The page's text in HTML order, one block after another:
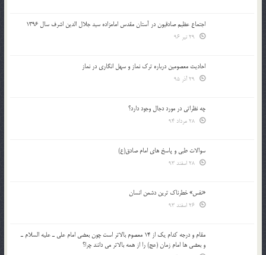
اجتماع عظیم صادقیون در آستان مقدس امامزاده سید جلال الدین اشرف سال 1396
احادیث معصومین درباره ترک نماز و سهل انگاری در نماز
چه نظراتی در مورد دجال وجود دارد؟
سوالات طبی و پاسخ های امام صادق(ع)
«نفس» خطرناک ترین دشمن انسان
مقام و درجه كدام يك از 14 معصوم بالاتر است چون بعضي امام علي ـ عليه السلام ـ
و بعضي ها امام زمان (عج) را از همه بالاتر مي دانند چرا؟